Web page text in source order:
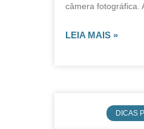
câmera fotográfica.
LEIA MAIS »
DICAS